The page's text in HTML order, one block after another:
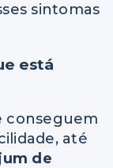
sintomas
está
conseguem
até
de